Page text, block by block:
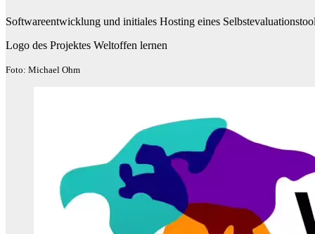
Softwareentwicklung und initiales Hosting eines
Logo des Projektes Weltoffen lernen
Foto: Michael Ohm